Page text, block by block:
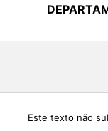
Este texto não